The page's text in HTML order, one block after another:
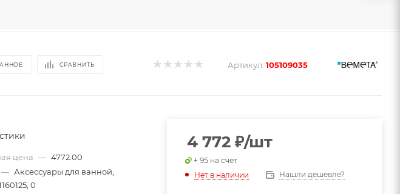
СРАВНИТЬ Артикул: 105109035
цена — 4772.00
— Аксессуары для ванной,
0
4 772₽/шт
+ 95 на счет
Нет в наличии
Нашли дешевле?